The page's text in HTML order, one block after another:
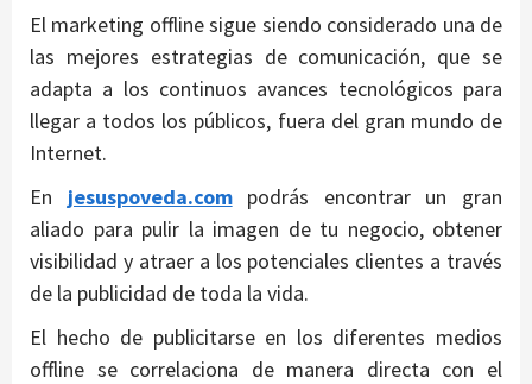
El marketing offline sigue siendo considerado una de
las mejores estrategias de comunicación, que se
adapta a los continuos avances tecnológicos para
llegar a todos los públicos, fuera del gran mundo de
Internet.
En jesuspoveda.com podrás encontrar un gran
aliado para pulir la imagen de tu negocio, obtener
visibilidad y atraer a los potenciales clientes a través
de la publicidad de toda la vida.
El hecho de publicitarse en los diferentes medios
offline se correlaciona de manera directa con el